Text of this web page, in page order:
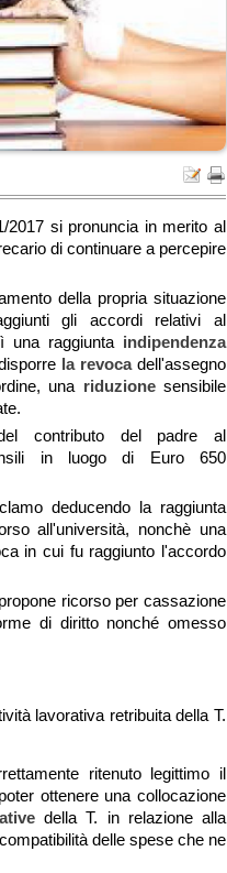
2017 si pronuncia in merito al
di continuare a percepire
della propria situazione
gli accordi relativi al
una raggiunta indipendenza
la revocadell'assegno
una riduzionesensibile
contributo del padre al
in luogo di Euro 650
deducendo la raggiunta
all'università, nonchè una
in cui fu raggiunto l'accordo
ricorso per cassazione
di diritto nonché omesso
lavorativa retribuita della T.
ritenuto legittimo il
ottenere una collocazione
della T. in relazione alla
delle spese che ne